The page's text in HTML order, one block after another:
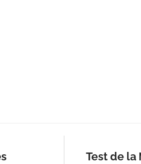
Test de la